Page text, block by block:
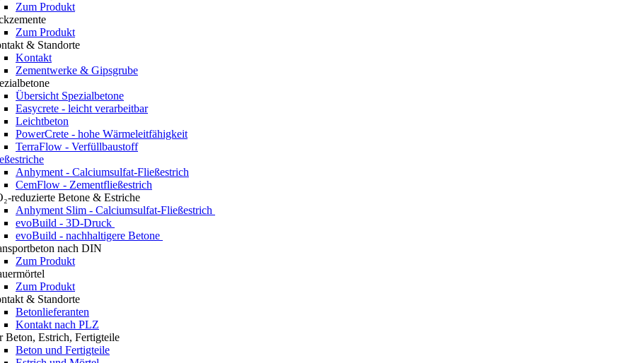
Zum Produkt
Zum Produkt
& Standorte
Kontakt
Zementwerke & Gipsgrube
Übersicht Spezialbetone
Easycrete - leicht verarbeitbar
Leichtbeton
PowerCrete - hohe Wärmeleitfähigkeit
TerraFlow - Verfüllbaustoff
Anhyment - Calciumsulfat-Fließestrich
CemFlow - Zementfließestrich
reduzierte Betone & Estriche
Anhyment Slim - Calciumsulfat-Fließestrich
evoBuild - 3D-Druck
evoBuild - nachhaltigere Betone
nach DIN
Zum Produkt
Zum Produkt
& Standorte
Betonlieferanten
Kontakt nach PLZ
Beton, Estrich, Fertigteile
Beton und Fertigteile